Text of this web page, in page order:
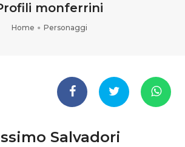
monferrini
Home Personaggi
Salvadori